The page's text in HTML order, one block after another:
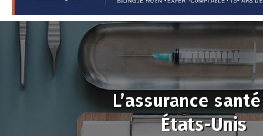
L’assurance
États-Unis